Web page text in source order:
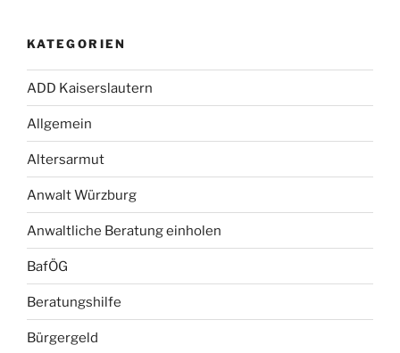
KATEGORIEN
ADD Kaiserslautern
Allgemein
Altersarmut
Anwalt Würzburg
Anwaltliche Beratung einholen
BafÖG
Beratungshilfe
Bürgergeld